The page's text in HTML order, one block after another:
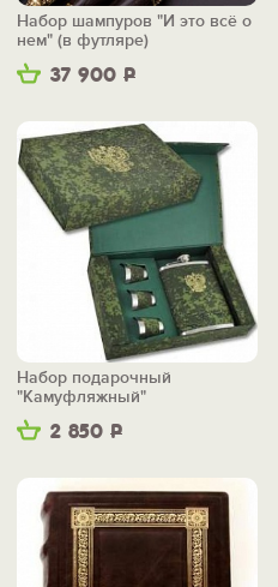
37 900 Р
Набор шампуров "И это всё о
нем" (в футляре)
2 850 Р
Набор подарочный
"Камуфляжный"